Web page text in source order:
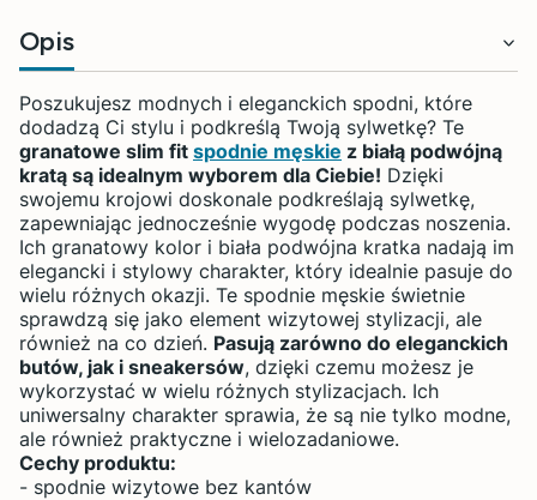
Opis
Poszukujesz modnych i eleganckich spodni, które
dodadzą Ci stylu i podkreślą Twoją sylwetkę? Te
granatowe slim fit spodnie męskie z białą podwójną
kratą są idealnym wyborem dla Ciebie! Dzięki
swojemu krojowi doskonale podkreślają sylwetkę,
zapewniając jednocześnie wygodę podczas noszenia.
Ich granatowy kolor i biała podwójna kratka nadają im
elegancki i stylowy charakter, który idealnie pasuje do
wielu różnych okazji. Te spodnie męskie świetnie
sprawdzą się jako element wizytowej stylizacji, ale
również na co dzień. Pasują zarówno do eleganckich
butów, jak i sneakersów, dzięki czemu możesz je
wykorzystać w wielu różnych stylizacjach. Ich
uniwersalny charakter sprawia, że są nie tylko modne,
ale również praktyczne i wielozadaniowe.
Cechy produktu:
- spodnie wizytowe bez kantów